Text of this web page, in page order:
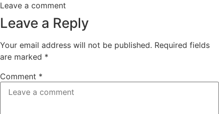
Leave a comment
Leave a Reply
Your email address will not be published. Required fields
are marked *
Comment *